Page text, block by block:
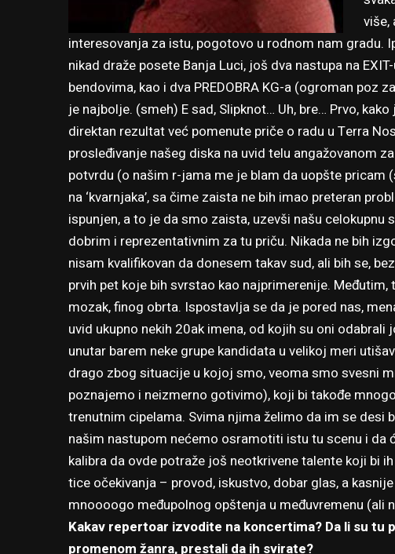
više,
interesovanja za istu, pogotovo u rodnom nam gradu.
nikad draže posete Banja Luci, još dva nastupa na
bendovima, kao i dva PREDOBRA KG-a (ogroman poz
je najbolje. (smeh) E sad, Slipknot… Uh, bre… Prvo,
direktan rezultat već pomenute priče o radu u Terra
prosleđivanje našeg diska na uvid telu angažovanom
potvrdu (o našim r-jama me je blam da uopšte pricam
na ‘kvarnjaka’, sa čime zaista ne bih imao preteran
ispunjen, a to je da smo zaista, uzevši našu
dobrim i reprezentativnim za tu priču. Nikada ne bih
nisam kvalifikovan da donesem takav sud, ali bih se,
prvih pet koje bih svrstao kao najprimerenije.
mozak, finog obrta. Ispostavlja se da je pored nas,
uvid ukupno nekih 20ak imena, od kojih su oni odabrali
unutar barem neke grupe kandidata u velikoj meri
drago zbog situacije u kojoj smo, veoma smo svesni
poznajemo i neizmerno gotivimo), koji bi takođe
trenutnim cipelama. Svima njima želimo da im se desi
našim nastupom nećemo osramotiti istu tu scenu i da
kalibra da ovde potraže još neotkrivene talente koji bi
tice očekivanja – provod, iskustvo, dobar glas, a
mnoooogo međupolnog opštenja u međuvremenu (ali
Kakav repertoar izvodite na koncertima? Da li su tu
promenom žanra, prestali da ih svirate?